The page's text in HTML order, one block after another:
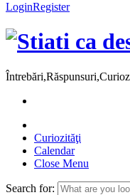
LoginRegister
Curiozităţi
Calendar
Close Menu
Search for: